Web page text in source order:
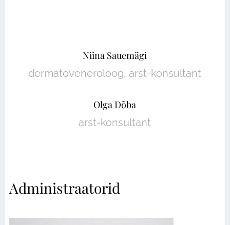
Niina Sauemägi
dermatoveneroloog, arst-konsultant
Olga Dõba
arst-konsultant
Administraatorid